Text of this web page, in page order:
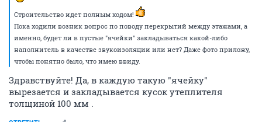
Строительство идет полным ходом!
Пока ходили возник вопрос по поводу перекрытий между этажами, а
именно, будет ли в пустые "ячейки" закладываться какой-либо
наполнитель в качестве звукоизоляции или нет? Даже фото приложу,
чтобы понятно было, что имею ввиду.
Здравствуйте! Да, в каждую такую "ячейку"
вырезается и закладывается кусок утеплителя
толщиной 100 мм .